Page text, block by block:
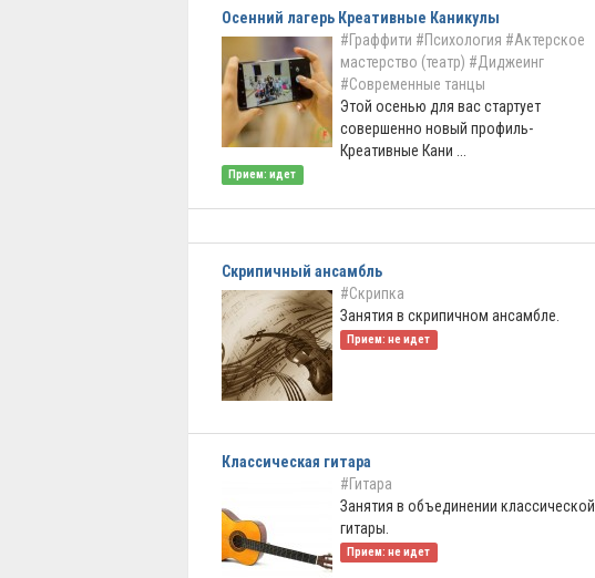
Осенний лагерь Креативные Каникулы
#Граффити #Психология #Актерское
мастерство (театр) #Диджеинг
#Современные танцы
Этой осенью для вас стартует
совершенно новый профиль-
Креативные Кани ...
Прием: идет
Скрипичный ансамбль
#Скрипка
Занятия в скрипичном ансамбле.
Прием: не идет
Классическая гитара
#Гитара
Занятия в объединении классической
гитары.
Прием: не идет